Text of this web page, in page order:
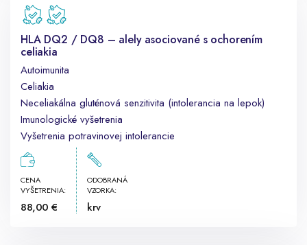
HLA DQ2 / DQ8 – alely asociované s ochorením
celiakia
Autoimunita
Celiakia
Neceliakálna gluténová senzitivita (intolerancia na lepok)
Imunologické vyšetrenia
Vyšetrenia potravinovej intolerancie
CENA
VYŠETRENIA:
88,00 €
ODOBRANÁ
VZORKA:
krv